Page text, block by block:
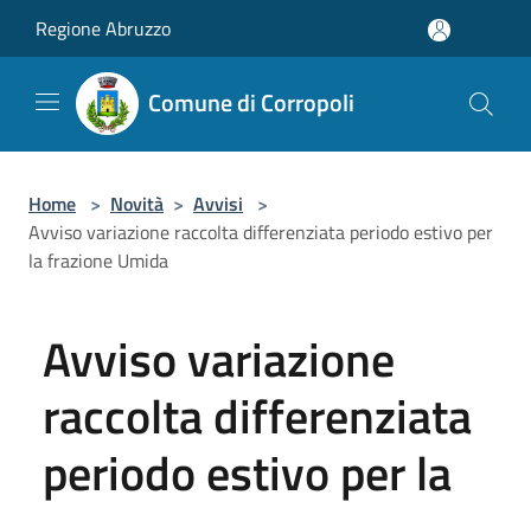
Regione Abruzzo
Comune di Corropoli
Home > Novità > Avvisi >
Avviso variazione raccolta differenziata periodo estivo per
la frazione Umida
Avviso variazione
raccolta differenziata
periodo estivo per la